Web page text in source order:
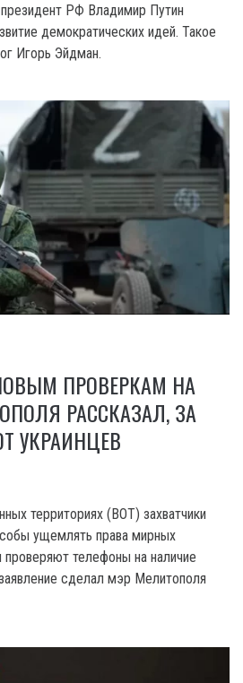
РФ Владимир Путин
демократических идей. Такое
Игорь Эйдман.
ПРОВЕРКАМ НА
РАССКАЗАЛ, ЗА
УКРАИНЦЕВ
территориях (BOT) захватчики
ущемлять права мирных
телефоны на наличие
сделал мэр Мелитополя